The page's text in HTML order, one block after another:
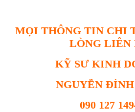
MỌI THÔNG TIN CHI
LÒNG LIÊN
KỸ SƯ KINH
NGUYỄN
090 127